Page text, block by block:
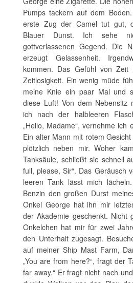
Pumps tackern auf dem
erste Zug der Camel tut gut,
Blauer Dunst. Ich sehe
gottverlassenen Gegend. Die
erzeugt Gelassenheit.
kommen. Das Gefühl von Zeit
Zeitlosigkeit. Ein wenig müde
meine Knie ein paar Mal und
diese Luft! Von dem Nebensitz
ich nach der halbleeren
„Hello, Madame“, vernehme ich
Ein alter Mann mit rotem
plötzlich neben mir. Woher
Tanksäule, schließt sie schnell
full, please, Sir“. Das Geräusch
leeren Tank lässt mich
Benzin den großen Durst
Onkel George hat ihn mir
der Akademie geschenkt. Nicht
Onkelchen hat mir für zwei
den Unterhalt zugesagt.
auf meiner Ship Mast Farm,
„You are from here?“, fragt der
far away.“ Er fragt nicht nach